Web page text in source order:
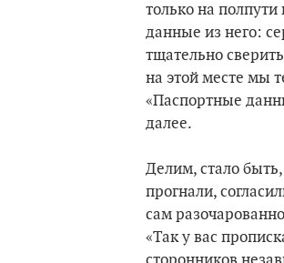
только на
данные из него:
тщательно
на этой месте мы
«Паспортные
далее.
Делим, стало
прогнали,
сам
«Так у вас